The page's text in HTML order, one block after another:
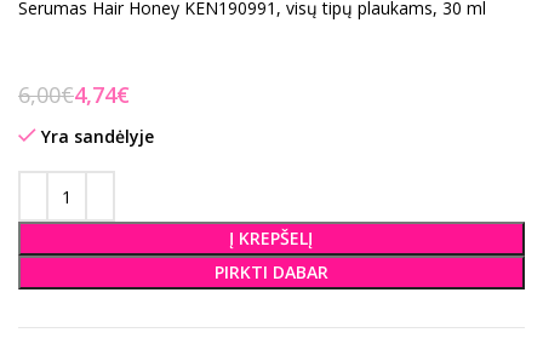
Serumas Hair Honey KEN190991, visų tipų plaukams, 30 ml
6,00€4,74€
Yra sandėlyje
Į KREPŠELĮ
PIRKTI DABAR